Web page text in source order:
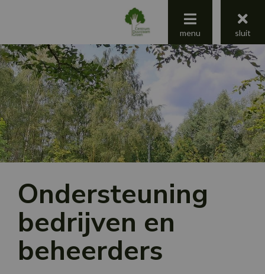
Centrum Duurzaam Groen
Jaaroverzicht 2025
menu
menu sluit
Ondersteuning
bedrijven en
beheerders